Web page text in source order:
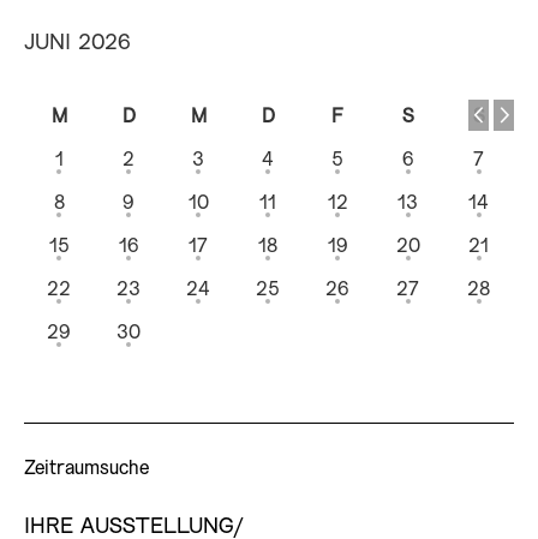
JUNI 2026
M D M D F S S
1 2 3 4 5 6 7
8 9 10 11 12 13 14
15 16 17 18 19 20 21
22 23 24 25 26 27 28
29 30
Zeitraumsuche
IHRE AUSSTELLUNG/